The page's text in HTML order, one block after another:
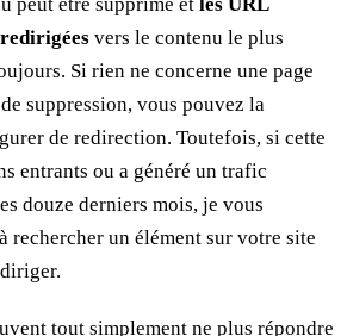
vers le contenu le plus
Si rien ne concerne une page
suppression, vous pouvez la
de redirection. Toutefois, si cette
entrants ou a généré un trafic
douze derniers mois, je vous
rechercher un élément sur votre site
tout simplement ne plus répondre